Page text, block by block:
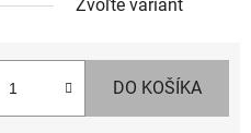
Zvoľte variant
DO KOŠÍKA